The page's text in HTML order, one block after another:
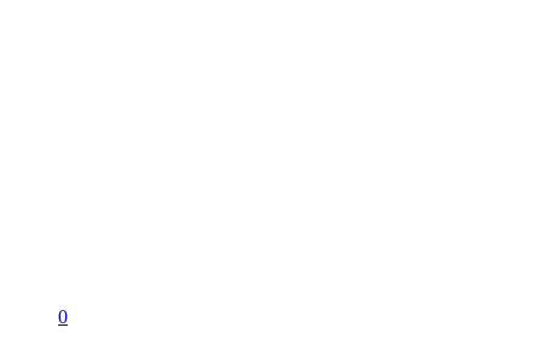
0